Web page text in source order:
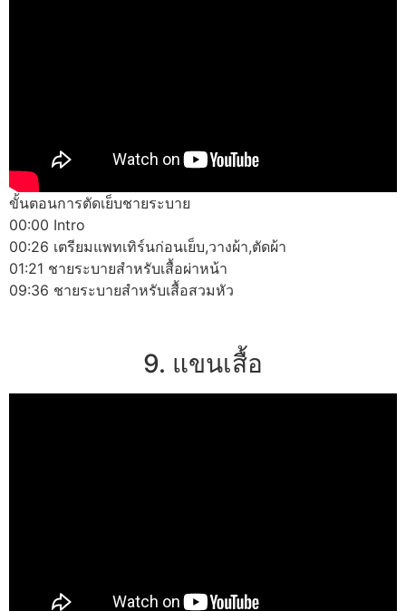
ขั้นตอนการตัดเย็บชายระบาย
00:00 Intro
00:26 เตรียมแพทเทิร์นก่อนเย็บ,วางผ้า,ตัดผ้า
01:21 ชายระบายสำหรับเสื้อผ่าหน้า
09:36 ชายระบายสำหรับเสื้อสวมหัว
9. แขนเสื้อ